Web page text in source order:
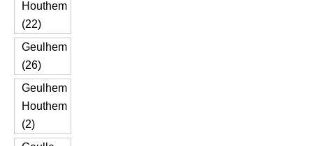
Houthem
(22)
Geulhem
(26)
Geulhem
Houthem
(2)